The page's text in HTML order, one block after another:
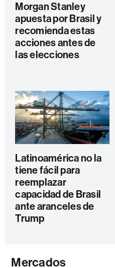
Morgan Stanley
apuesta por Brasil y
recomienda estas
acciones antes de
las elecciones
Latinoamérica no la
tiene fácil para
reemplazar
capacidad de Brasil
ante aranceles de
Trump
Mercados